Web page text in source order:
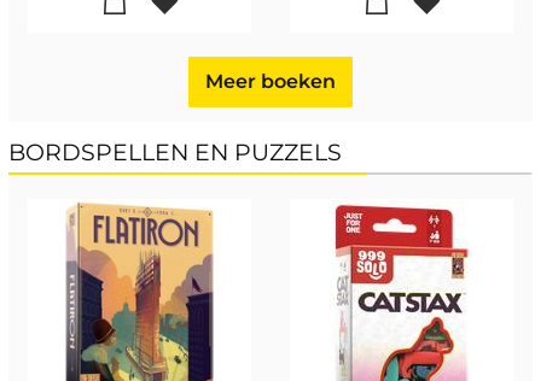
Meer boeken
BORDSPELLEN EN PUZZELS